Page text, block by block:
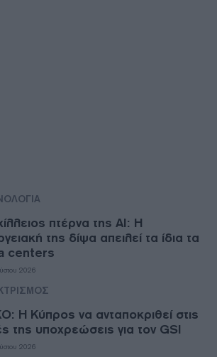
πτέρνα της AI: Η
της δίψα απειλεί τα ίδια τα
centers
2026
Η Κύπρος να ανταποκριθεί στις
της υποχρεώσεις για τον GSI
2026